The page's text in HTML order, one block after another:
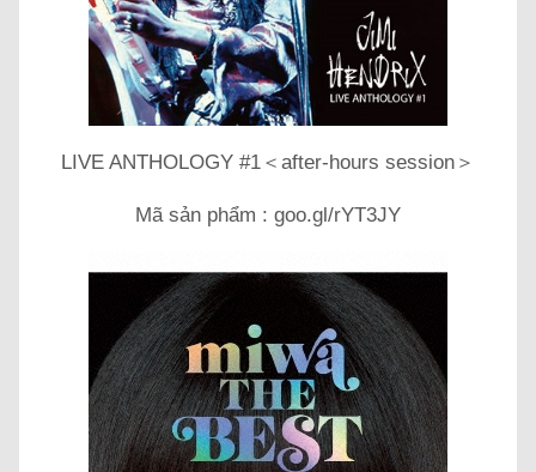
LIVE ANTHOLOGY #1＜after-hours session＞
Mã sản phẩm : goo.gl/rYT3JY